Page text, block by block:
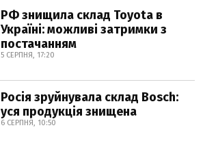
РФ знищила склад Toyota в
Україні: можливі затримки з
постачанням
5 СЕРПНЯ, 17:20
Росія зруйнувала склад Bosch:
уся продукція знищена
6 СЕРПНЯ, 10:50